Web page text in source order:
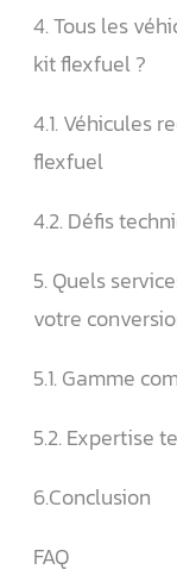
4. Tous les
kit flexfuel ?
4.1. Véhicules
flexfuel
4.2. Défis
5. Quels
votre
5.1. Gamme
5.2. Expertise
6.Conclusion
FAQ